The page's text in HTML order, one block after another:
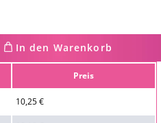
In den Warenkorb
Preis
10,25 €